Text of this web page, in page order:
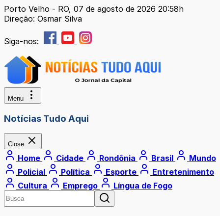
Porto Velho - RO, 07 de agosto de 2026 20:58h
Direção: Osmar Silva
Siga-nos:
Menu
Notícias Tudo Aqui
Close
Home Cidade Rondônia Brasil
Mundo
Policial
Política Esporte
Entretenimento
Cultura
Emprego Língua de Fogo